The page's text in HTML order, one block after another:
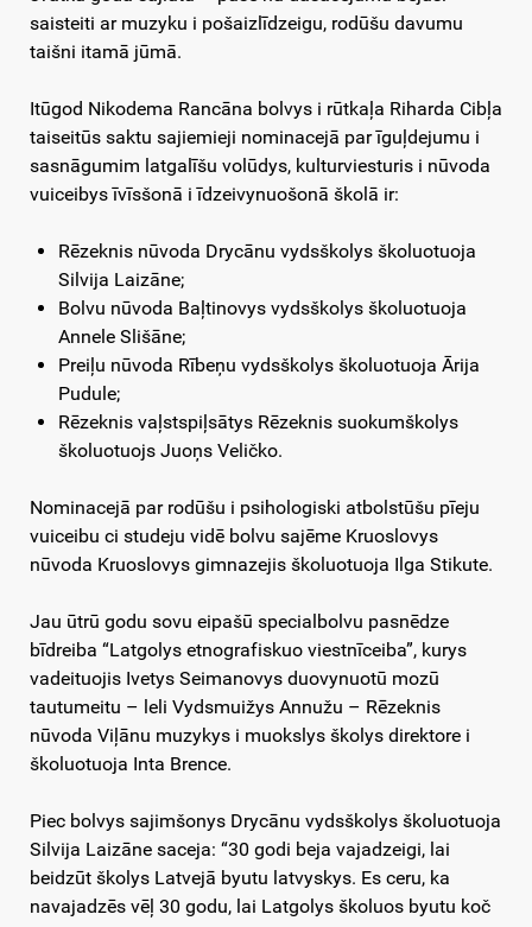
saisteiti ar muzyku i pošaizlīdzeigu, rodūšu davumu
taišni itamā jūmā.
Itūgod Nikodema Rancāna bolvys i rūtkaļa Riharda Cibļa
taiseitūs saktu sajiemieji nominacejā par īguļdejumu i
sasnāgumim latgalīšu volūdys, kulturviesturis i nūvoda
vuiceibys īvīsšonā i īdzeivynuošonā školā ir:
Rēzeknis nūvoda Drycānu vydsškolys školuotuoja
Silvija Laizāne;
Bolvu nūvoda Baļtinovys vydsškolys školuotuoja
Annele Slišāne;
Preiļu nūvoda Rībeņu vydsškolys školuotuoja Ārija
Pudule;
Rēzeknis vaļstspiļsātys Rēzeknis suokumškolys
školuotuojs Juoņs Veličko.
Nominacejā par rodūšu i psihologiski atbolstūšu pīeju
vuiceibu ci studeju vidē bolvu sajēme Kruoslovys
nūvoda Kruoslovys gimnazejis školuotuoja Ilga Stikute.
Jau ūtrū godu sovu eipašū specialbolvu pasnēdze
bīdreiba “Latgolys etnografiskuo viestnīceiba”, kurys
vadeituojis Ivetys Seimanovys duovynuotū mozū
tautumeitu – leli Vydsmuižys Annužu – Rēzeknis
nūvoda Viļānu muzykys i muokslys školys direktore i
školuotuoja Inta Brence.
Piec bolvys sajimšonys Drycānu vydsškolys školuotuoja
Silvija Laizāne saceja: “30 godi beja vajadzeigi, lai
beidzūt školys Latvejā byutu latvyskys. Es ceru, ka
navajadzēs vēļ 30 godu, lai Latgolys školuos byutu koč